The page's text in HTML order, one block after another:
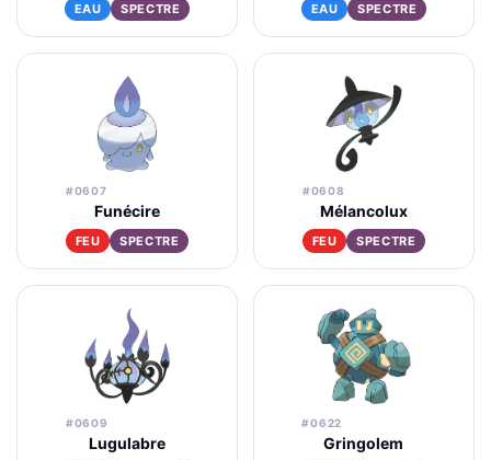
EAU SPECTRE EAU SPECTRE
#0607
Funécire
FEU SPECTRE
#0608
Mélancolux
FEU SPECTRE
#0609
Lugulabre
#0622
Gringolem